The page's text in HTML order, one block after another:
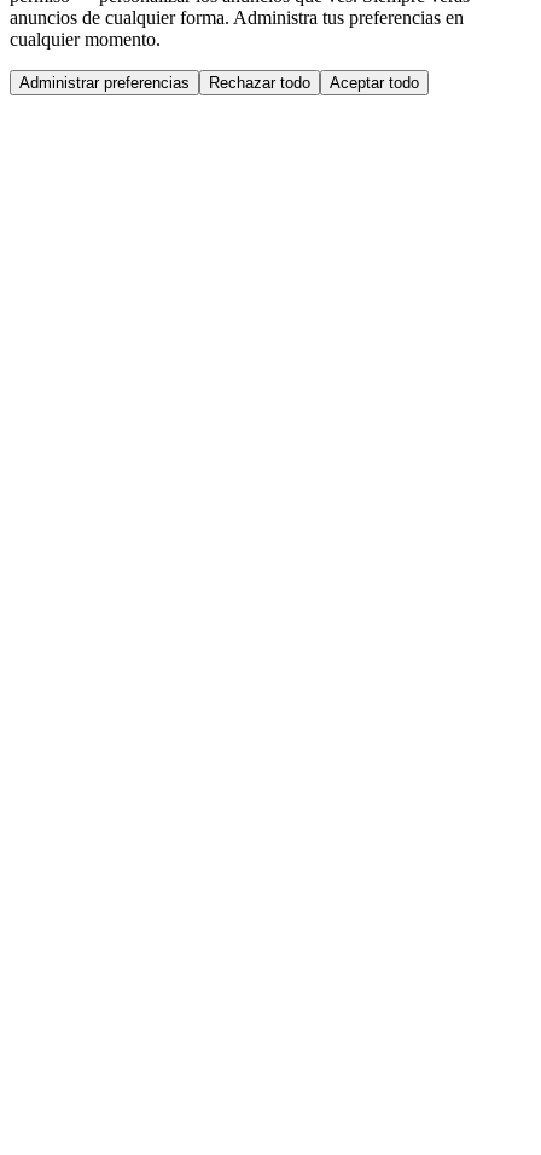
anuncios de cualquier forma. Administra tus preferencias en
cualquier momento.
Administrar preferencias Rechazar todo Aceptar todo